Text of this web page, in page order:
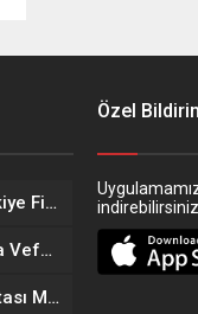
Eskişehir’in Altın Kızları Türkiye Finalleri Yolunda!
Eskişehir Sağlık Teşkilatında Vefa Buluşması
Eskişehir’in Yeni Döner Noktası MOGAF Döner Hizmete Açıldı
Özel
indirebilirsiniz.